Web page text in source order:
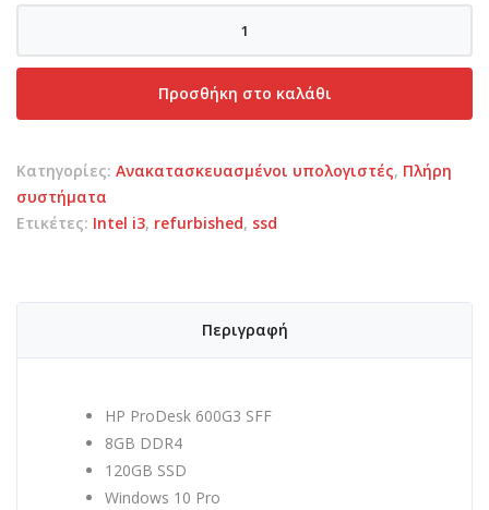
School
Full
set
+
KB/Mouse,
Προσθήκη στο καλάθι
Κατηγορίες: Ανακατασκευασμένοι υπολογιστές, Πλήρη
συστήματα
Ετικέτες: Intel i3, refurbished, ssd
Περιγραφή
HP ProDesk 600G3 SFF
8GB DDR4
120GB SSD
Windows 10 Pro